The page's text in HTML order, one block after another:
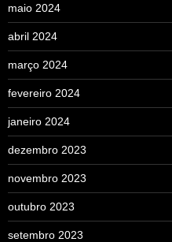
maio 2024
abril 2024
março 2024
fevereiro 2024
janeiro 2024
dezembro 2023
novembro 2023
outubro 2023
setembro 2023